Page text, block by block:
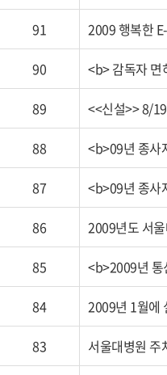
91 2009 행복한
90 <b> 감독자
89 <<신설>> 8/
88 <b>09년 종사
87 <b>09년 종사
86 2009년도 서
85 <b>2009년 통
84 2009년 1월에
83 서울대병원 주